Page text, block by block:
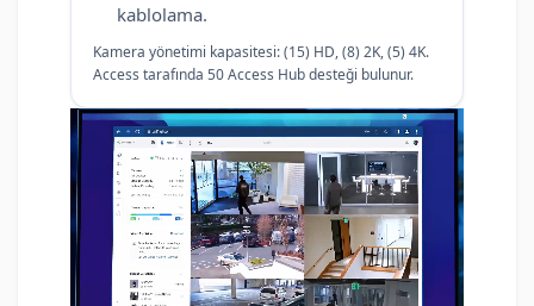
kablolama.
Kamera yönetimi kapasitesi: (15) HD, (8) 2K, (5) 4K.
Access tarafında 50 Access Hub desteği bulunur.